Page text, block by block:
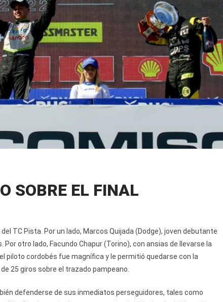
SOBRE EL FINAL
TC Pista. Por un lado, Marcos Quijada (Dodge), joven debutante
otro lado, Facundo Chapur (Torino), con ansias de llevarse la
piloto cordobés fue magnífica y le permitió quedarse con la
25 giros sobre el trazado pampeano.
defenderse de sus inmediatos perseguidores, tales como